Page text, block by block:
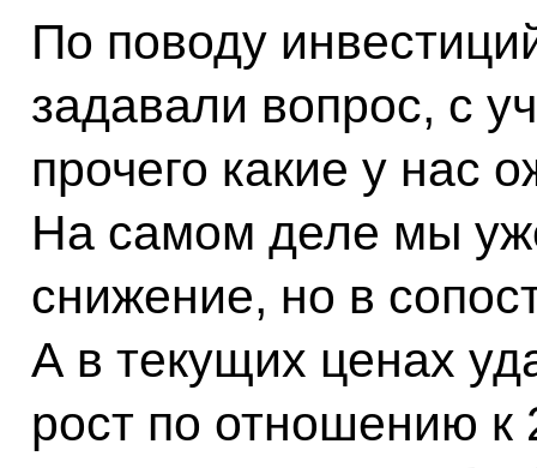
По поводу
задавали вопрос, с
прочего какие у нас
На самом деле мы
снижение, но в
А в текущих ценах
рост по отношению к